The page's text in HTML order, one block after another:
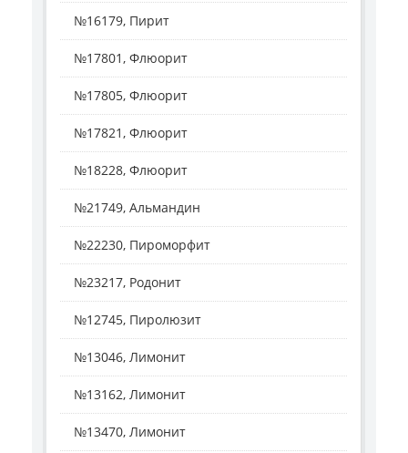
№16179, Пирит
№17801, Флюорит
№17805, Флюорит
№17821, Флюорит
№18228, Флюорит
№21749, Альмандин
№22230, Пироморфит
№23217, Родонит
№12745, Пиролюзит
№13046, Лимонит
№13162, Лимонит
№13470, Лимонит